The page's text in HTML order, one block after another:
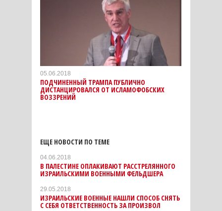
05.06.2018
ПОДЧИНЕННЫЙ ТРАМПА ПУБЛИЧНО
ДИСТАНЦИРОВАЛСЯ ОТ ИСЛАМОФОБСКИХ
ВОЗЗРЕНИЙ
ЕЩЕ НОВОСТИ ПО ТЕМЕ
04.06.2018
В ПАЛЕСТИНЕ ОПЛАКИВАЮТ РАССТРЕЛЯННОГО
ИЗРАИЛЬСКИМИ ВОЕННЫМИ ФЕЛЬДШЕРА
29.05.2018
ИЗРАИЛЬСКИЕ ВОЕННЫЕ НАШЛИ СПОСОБ СНЯТЬ
С СЕБЯ ОТВЕТСТВЕННОСТЬ ЗА ПРОИЗВОЛ